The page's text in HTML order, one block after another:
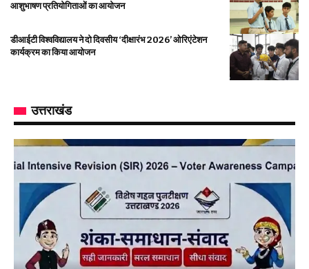
आशुभाषण प्रतियोगिताओं का आयोजन
डीआईटी विश्वविद्यालय ने दो दिवसीय ‘दीक्षारंभ 2026’ ओरिएंटेशन
कार्यक्रम का किया आयोजन
उत्तराखंड